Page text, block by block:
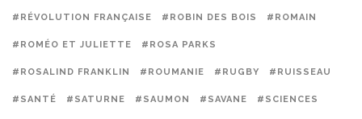
#RÉVOLUTION FRANÇAISE #ROBIN DES BOIS #ROMAIN
#ROMÉO ET JULIETTE #ROSA PARKS
#ROSALIND FRANKLIN #ROUMANIE #RUGBY #RUISSEAU
#SANTÉ #SATURNE #SAUMON #SAVANE #SCIENCES